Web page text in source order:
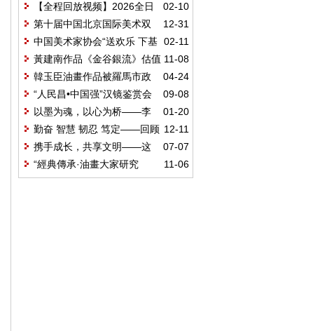
02-10
【全程回放视频】2026全日
本华侨华人马年春节联欢晚会在日
本东京隆重举行
12-31
第十届中国北京国际美术双
年展在北京展览馆隆重开幕
02-11
中国美术家协会“送欢乐 下基
层”赴中铁建设集团西安东站项目开
展慰问活动
11-08
黃建南作品《金谷銀流》估值
1025萬美元 中國藝術力量閃耀國際
舞台
04-24
韓玉臣油畫作品被羅馬市政
府收藏
09-08
“人民昌•中国强”汉镜鉴赏会
在大唐西市成功举办！传世国宝惊
艳亮相
01-20
以墨为魂，以心为桥——李
庚的艺术人生与时代担当
12-11
勤奋 智慧 韧忍 笃定——回顾
我与张文新老师47年的深情厚谊07-07
携手成长，共享文明——这
个暑假，150项未成年人关爱活动等
你来参加！
11-06
“經典傳承·油畫大家研究
展”開幕式暨《油畫大家研究系列》